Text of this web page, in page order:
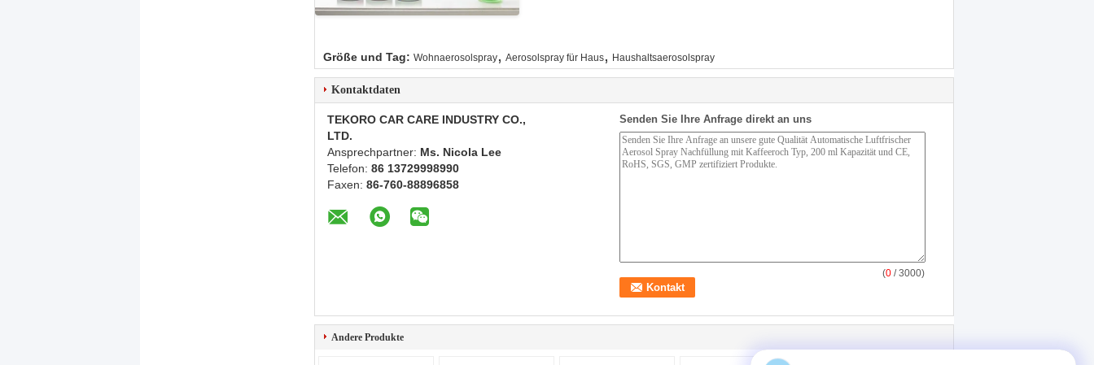
Größe und Tag: Wohnaerosolspray, Aerosolspray für Haus, Haushaltsaerosolspray
Kontaktdaten
TEKORO CAR CARE INDUSTRY CO.,
LTD.
Ansprechpartner: Ms. Nicola Lee
Telefon: 86 13729998990
Faxen: 86-760-88896858
Senden Sie Ihre Anfrage direkt an uns
(0 / 3000)
Andere Produkte